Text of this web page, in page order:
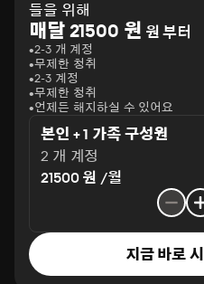
들을 위해
매달 21500 원 원 부터
2-3 개 계정
무제한 청취
2-3 계정
무제한 청취
언제든 해지하실 수 있어요
본인 + 1 가족 구성원
2 개 계정
21500 원 /월
지금 바로